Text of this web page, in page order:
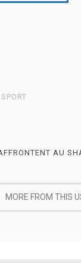
SPORT
AU
MORE FROM THIS